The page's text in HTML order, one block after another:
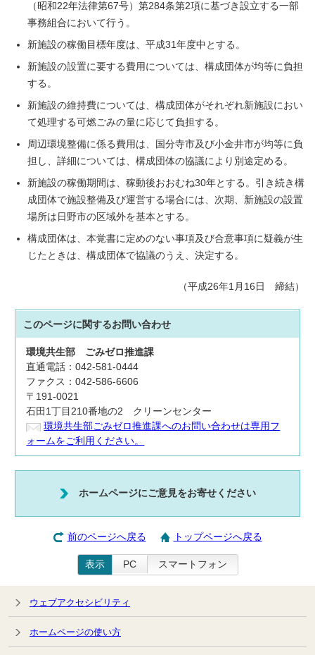
（昭和22年法律第67号）第284条第2項に基づき設立する一部
事務組合において行う。
新施設の稼働目標年度は、平成31年度中とする。
新施設の設置に要する費用については、構成団体が均等に負担
する。
新施設の維持費については、構成団体がそれぞれ新施設におい
て処理する可燃ごみの量に応じて負担する。
周辺環境整備に係る費用は、国分寺市及び小金井市が均等に負
担し、詳細については、構成団体の協議により別途定める。
新施設の稼働期間は、稼動後おおむね30年とする。引き続き構
成団体で施設整備及び運営する場合には、次期、新施設の設置
場所は日野市の区域外を基本とする。
構成団体は、本覚書に定めのない事項及び合意事項に疑義が生
じたときは、構成団体で協議のうえ、決定する。
（平成26年1月16日 締結）
このページに関するお問い合わせ
環境共生部 ごみゼロ推進課
直通電話：042-581-0444
ファクス：042-586-6606
〒191-0021
石田1丁目210番地の2 クリーンセンター
環境共生部ごみゼロ推進課へのお問い合わせは専用フ
ォームをご利用ください。
ホームページにご意見をお寄せください
前のページへ戻る トップページへ戻る
表示 PC スマートフォン
ウェブアクセシビリティ
ホームページの使い方